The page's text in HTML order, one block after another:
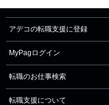
アデコの転職支援に登録
MyPagログイン
転職のお仕事検索
転職支援について